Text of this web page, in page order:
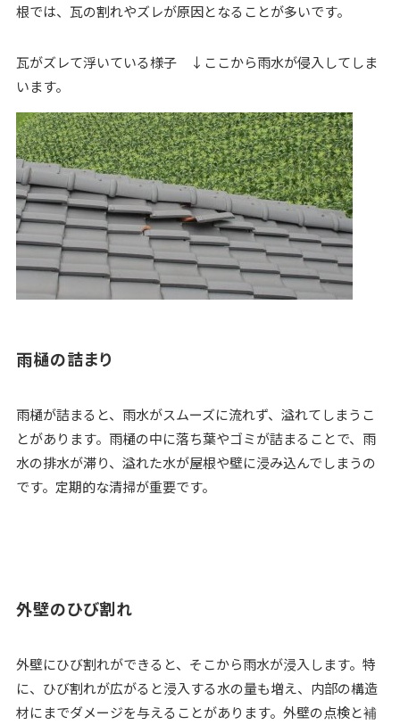
根では、瓦の割れやズレが原因となることが多いです。
瓦がズレて浮いている様子 ↓ここから雨水が侵入してしま
います。
雨樋の詰まり
雨樋が詰まると、雨水がスムーズに流れず、溢れてしまうこ
とがあります。雨樋の中に落ち葉やゴミが詰まることで、雨
水の排水が滞り、溢れた水が屋根や壁に浸み込んでしまうの
です。定期的な清掃が重要です。
外壁のひび割れ
外壁にひび割れができると、そこから雨水が浸入します。特
に、ひび割れが広がると浸入する水の量も増え、内部の構造
材にまでダメージを与えることがあります。外壁の点検と補